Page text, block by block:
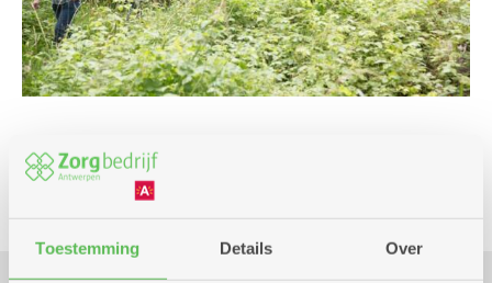
Toestemming Details Over
Eropuit Beweging